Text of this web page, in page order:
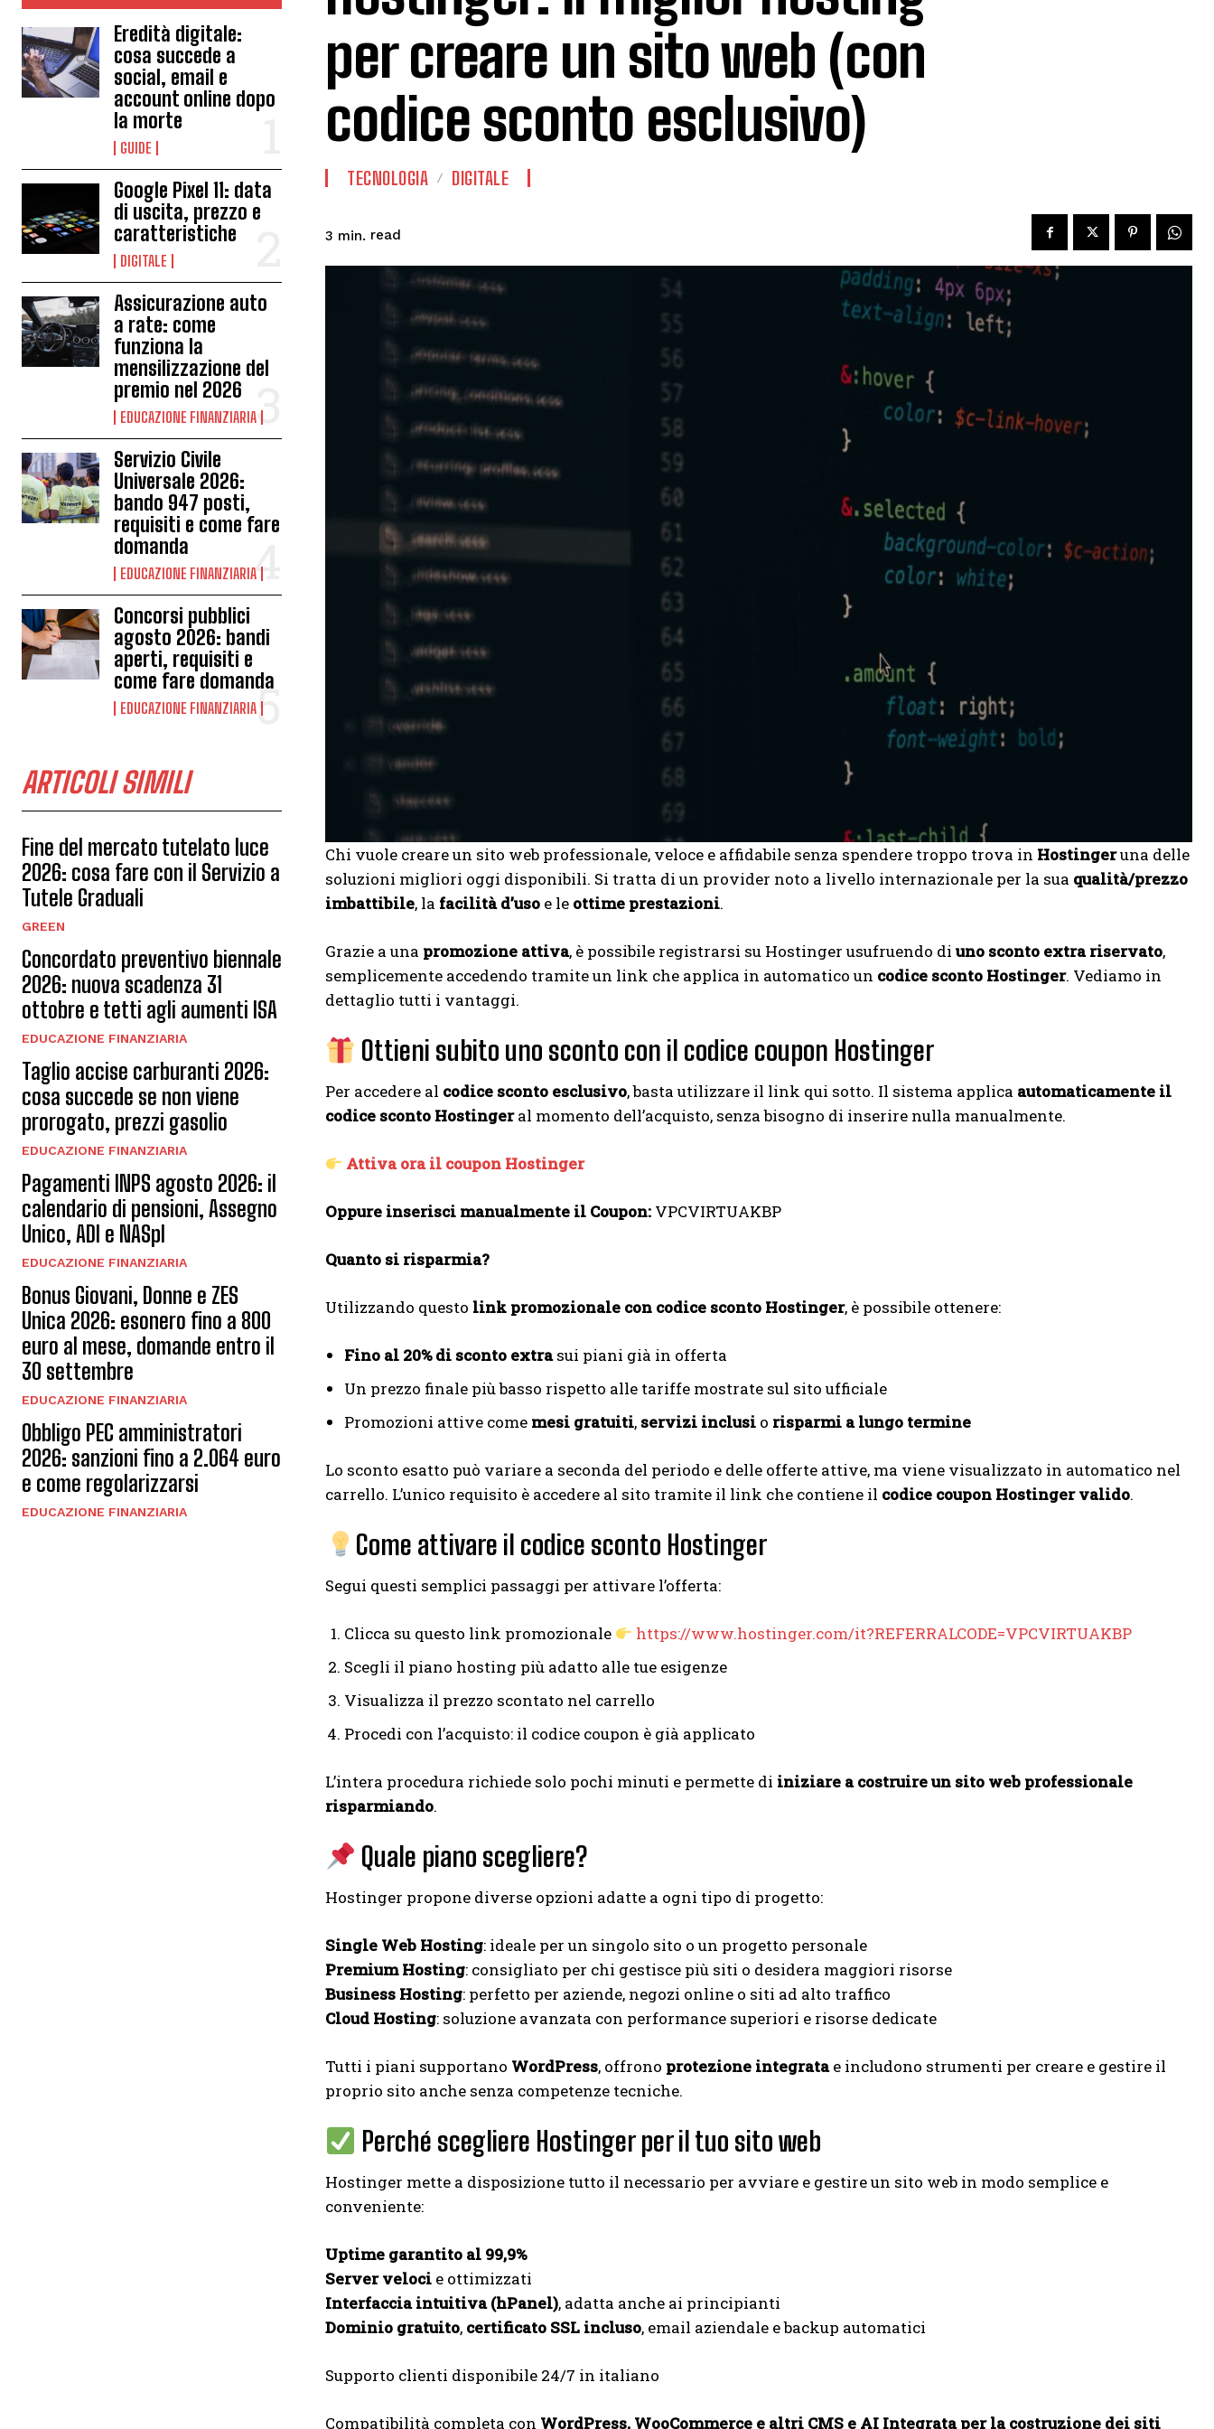
Eredità digitale:
cosa succede a
social, email e
account online dopo
la morte
GUIDE
Google Pixel 11: data
di uscita, prezzo e
caratteristiche
DIGITALE
Assicurazione auto
a rate: come
funziona la
mensilizzazione del
premio nel 2026
EDUCAZIONE FINANZIARIA
Servizio Civile
Universale 2026:
bando 947 posti,
requisiti e come fare
domanda
EDUCAZIONE FINANZIARIA
Concorsi pubblici
agosto 2026: bandi
aperti, requisiti e
come fare domanda
EDUCAZIONE FINANZIARIA
ARTICOLI SIMILI
Fine del mercato tutelato luce
2026: cosa fare con il Servizio a
Tutele Graduali
GREEN
Concordato preventivo biennale
2026: nuova scadenza 31
ottobre e tetti agli aumenti ISA
EDUCAZIONE FINANZIARIA
Taglio accise carburanti 2026:
cosa succede se non viene
prorogato, prezzi gasolio
EDUCAZIONE FINANZIARIA
Pagamenti INPS agosto 2026: il
calendario di pensioni, Assegno
Unico, ADI e NASpI
EDUCAZIONE FINANZIARIA
Bonus Giovani, Donne e ZES
Unica 2026: esonero fino a 800
euro al mese, domande entro il
30 settembre
EDUCAZIONE FINANZIARIA
Obbligo PEC amministratori
2026: sanzioni fino a 2.064 euro
e come regolarizzarsi
EDUCAZIONE FINANZIARIA
per creare un sito web (con
codice sconto esclusivo)
TECNOLOGIA DIGITALE
3 min. read
Chi vuole creare un sito web professionale, veloce e affidabile senza spendere troppo trova in Hostingeruna delle
soluzioni migliori oggi disponibili. Si tratta di un provider noto a livello internazionale per la sua qualità/prezzo
imbattibile, la facilità d’uso e le ottime prestazioni.
Grazie a una promozione attiva, è possibile registrarsi su Hostinger usufruendo di uno sconto extra riservato,
semplicemente accedendo tramite un link che applica in automatico un codice sconto Hostinger. Vediamo in
dettaglio tutti i vantaggi.
Ottieni subito uno sconto con il codice coupon Hostinger
Per accedere al codice sconto esclusivo, basta utilizzare il link qui sotto. Il sistema applica automaticamente il
codice sconto Hostingeral momento dell’acquisto, senza bisogno di inserire nulla manualmente.
Attiva ora il coupon Hostinger
Oppure inserisci manualmente il Coupon: VPCVIRTUAKBP
Quanto si risparmia?
Utilizzando questo link promozionale con codice sconto Hostinger, è possibile ottenere:
Fino al 20% di sconto extrasui piani già in offerta
Un prezzo finale più basso rispetto alle tariffe mostrate sul sito ufficiale
Promozioni attive come mesi gratuiti, servizi inclusi o risparmi a lungo termine
Lo sconto esatto può variare a seconda del periodo e delle offerte attive, ma viene visualizzato in automatico nel
carrello. L’unico requisito è accedere al sito tramite il link che contiene il codice coupon Hostinger valido.
Come attivare il codice sconto Hostinger
Segui questi semplici passaggi per attivare l’offerta:
Clicca su questo link promozionale
https://www.hostinger.com/it?REFERRALCODE=VPCVIRTUAKBP
Scegli il piano hosting più adatto alle tue esigenze
Visualizza il prezzo scontato nel carrello
Procedi con l’acquisto: il codice coupon è già applicato
L’intera procedura richiede solo pochi minuti e permette di iniziare a costruire un sito web professionale
risparmiando.
Quale piano scegliere?
Hostinger propone diverse opzioni adatte a ogni tipo di progetto:
Single Web Hosting: ideale per un singolo sito o un progetto personale
Premium Hosting: consigliato per chi gestisce più siti o desidera maggiori risorse
Business Hosting: perfetto per aziende, negozi online o siti ad alto traffico
Cloud Hosting: soluzione avanzata con performance superiori e risorse dedicate
Tutti i piani supportano WordPress, offrono protezione integratae includono strumenti per creare e gestire il
proprio sito anche senza competenze tecniche.
Perché scegliere Hostinger per il tuo sito web
Hostinger mette a disposizione tutto il necessario per avviare e gestire un sito web in modo semplice e
conveniente:
Uptime garantito al 99,9%
Server veloci e ottimizzati
Interfaccia intuitiva (hPanel), adatta anche ai principianti
Dominio gratuito, certificato SSL incluso, email aziendale e backup automatici
Supporto clienti disponibile 24/7 in italiano
Compatibilità completa con WordPress, WooCommerce e altri CMS e AI Integrata per la costruzione dei siti